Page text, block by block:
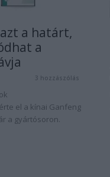
a határt,
a
3 hozzászólás
el a kínai Ganfeng
a gyártósoron.